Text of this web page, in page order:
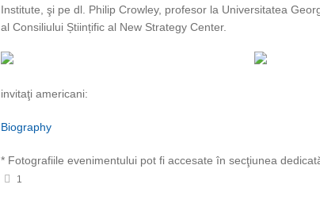
Institute, şi pe dl. Philip Crowley, profesor la Universitatea
al Consiliului Științific al New Strategy Center.
invitaţi americani:
Biography
* Fotografiile evenimentului pot fi accesate în secţiunea
1